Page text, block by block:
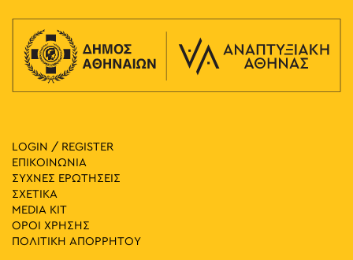
LOGIN / REGISTER
ΕΠΙΚΟΙΝΩΝΙΑ
ΣΥΧΝΕΣ ΕΡΩΤΗΣΕΙΣ
ΣΧΕΤΙΚΑ
MEDIA ΚIT
ΟΡΟΙ ΧΡΗΣΗΣ
ΠΟΛΙΤΙΚΗ ΑΠΟΡΡΗΤΟΥ